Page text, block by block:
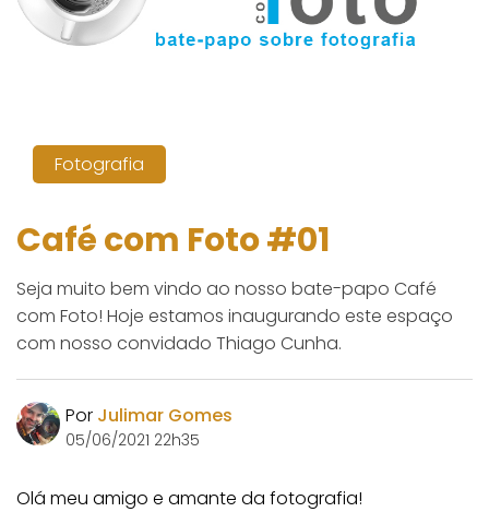
Fotografia
Café com Foto #01
Seja muito bem vindo ao nosso bate-papo Café
com Foto! Hoje estamos inaugurando este espaço
com nosso convidado Thiago Cunha.
Por Julimar Gomes
05/06/2021 22h35
Olá meu amigo e amante da fotografia!